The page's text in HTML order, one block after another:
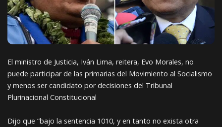
El ministro de Justicia, Iván Lima, reitera, Evo Morales, no
puede participar de las primarias del Movimiento al Socialismo
y menos ser candidato por decisiones del Tribunal
Plurinacional Constitucional
Dijo que “bajo la sentencia 1010, y en tanto no exista otra